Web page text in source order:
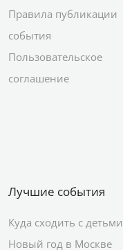
Правила публикации
события
Пользовательское
соглашение
Лучшие события
Куда сходить с детьми
Новый год в Москве